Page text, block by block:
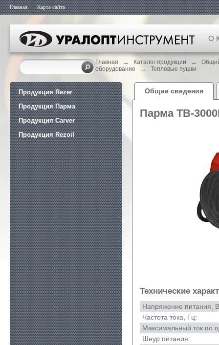
Главная Карта сайта
О
Главная → Каталог продукции →
оборудование
→ Тепловые пушки
Продукция Rezer
Продукция Парма
Продукция Carver
Продукция Rezoil
Общие сведения
Парма TB-
Технические
Напряжение питания,
Частота тока, Гц:
Максимальный ток по
Шнур питания: